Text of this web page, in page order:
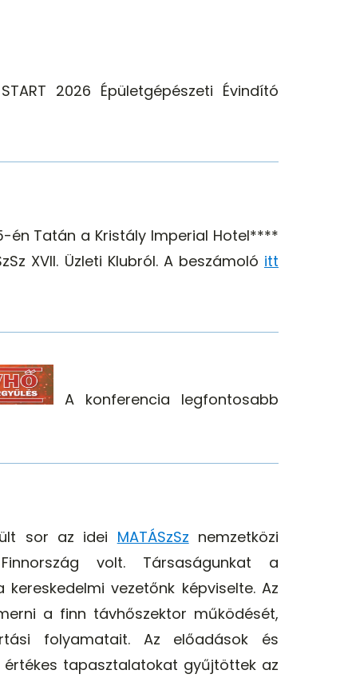
2026 Épületgépészeti Évindító
én Tatán a Kristály Imperial Hotel****
XVII. Üzleti Klubról. A beszámoló itt
A konferencia legfontosabb
sor az idei MATÁSzSz nemzetközi
volt. Társaságunkat a
vezetőnk képviselte. Az
a finn távhőszektor működését,
folyamatait. Az előadások és
tapasztalatokat gyűjtöttek az